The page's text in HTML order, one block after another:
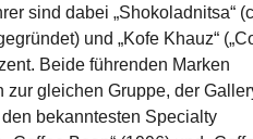
sind dabei „Shokoladnitsa“
und „Kofe Khauz“
Beide führenden Marken
zur gleichen Gruppe, der
bekanntesten Specialty